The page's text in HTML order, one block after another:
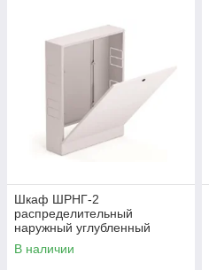
Шкаф ШРНГ-2
распределительный
наружный углубленный
(смесительные узлы входят)
В наличии